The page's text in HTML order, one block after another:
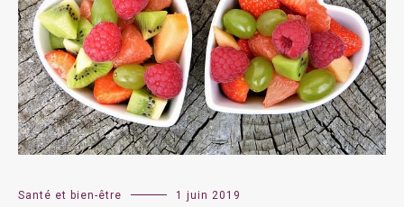
Santé et bien-être 1 juin 2019